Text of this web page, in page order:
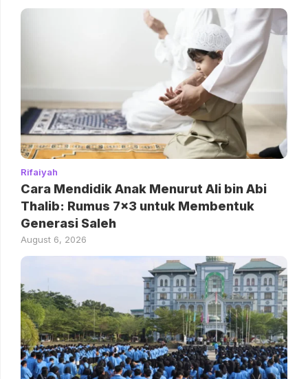
Rifaiyah
Cara Mendidik Anak Menurut Ali bin Abi
Thalib: Rumus 7×3 untuk Membentuk
Generasi Saleh
August 6, 2026